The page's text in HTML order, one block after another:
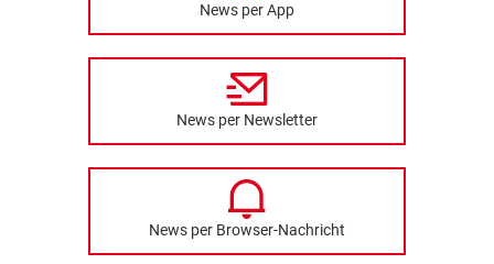
News per App
News per Newsletter
News per Browser-Nachricht